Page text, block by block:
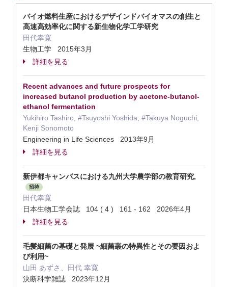
バイオ燃料生産におけるデザインドバイオマスの創生と
高速高効率化に関する新生物化学工学研究
田代幸寛
生物工学 2015年3月
詳細を見る
Recent advances and future prospects for
increased butanol production by acetone-butanol-
ethanol fermentation
Yukihiro Tashiro, #Tsuyoshi Yoshida, #Takuya Noguchi,
Kenji Sonomoto
Engineering in Life Sciences 2013年9月
詳細を見る
新伊都キャンパスにおける九州大学農学部の教育研究,
招待
田代幸寛
日本生物工学会誌 104 ( 4 ) 161 - 162 2026年4月
詳細を見る
毛髪細菌の基礎と発展 ~細菌叢の特異性とその要因およ
び利用~
山田 あずさ、田代 幸寛
決断科学雑誌 2023年12月